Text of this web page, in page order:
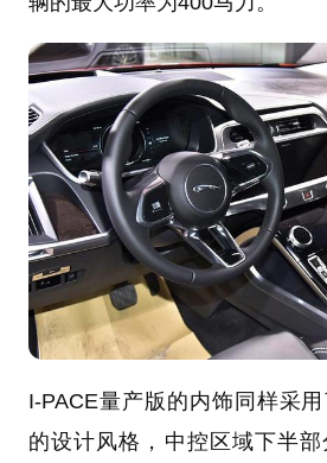
I-PACE量产版的内饰同样采
的设计风格，中控区域下半